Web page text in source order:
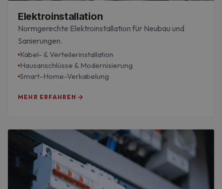
Elektroinstallation
Normgerechte Elektroinstallation für Neubau und
Sanierungen.
Kabel- & Verteilerinstallation
Hausanschlüsse & Modernisierung
Smart-Home-Verkabelung
MEHR ERFAHREN